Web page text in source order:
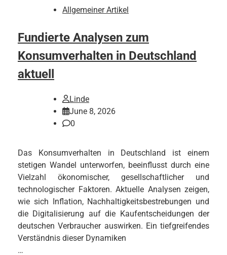
Allgemeiner Artikel
Fundierte Analysen zum
Konsumverhalten in Deutschland
aktuell
Linde
June 8, 2026
0
Das Konsumverhalten in Deutschland ist einem
stetigen Wandel unterworfen, beeinflusst durch eine
Vielzahl ökonomischer, gesellschaftlicher und
technologischer Faktoren. Aktuelle Analysen zeigen,
wie sich Inflation, Nachhaltigkeitsbestrebungen und
die Digitalisierung auf die Kaufentscheidungen der
deutschen Verbraucher auswirken. Ein tiefgreifendes
Verständnis dieser Dynamiken
…